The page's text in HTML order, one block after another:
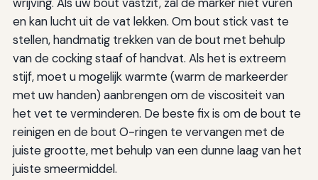
en kan lucht uit de vat lekken. Om bout stick vast te
stellen, handmatig trekken van de bout met behulp
van de cocking staaf of handvat. Als het is extreem
stijf, moet u mogelijk warmte (warm de markeerder
met uw handen) aanbrengen om de viscositeit van
het vet te verminderen. De beste fix is om de bout te
reinigen en de bout O-ringen te vervangen met de
juiste grootte, met behulp van een dunne laag van het
juiste smeermiddel.